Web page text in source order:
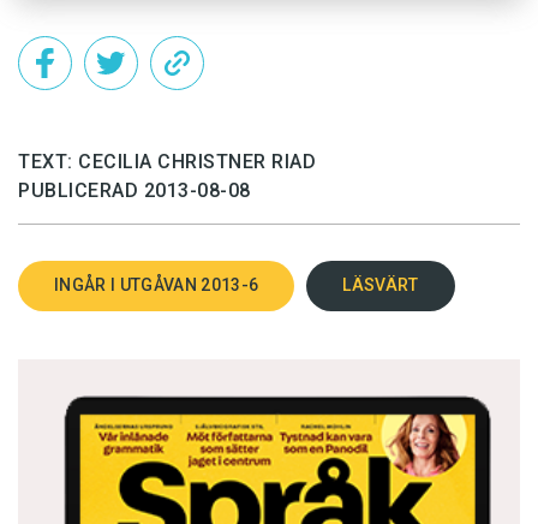
TEXT: CECILIA CHRISTNER RIAD
PUBLICERAD 2013-08-08
INGÅR I UTGÅVAN 2013-6 LÄSVÄRT